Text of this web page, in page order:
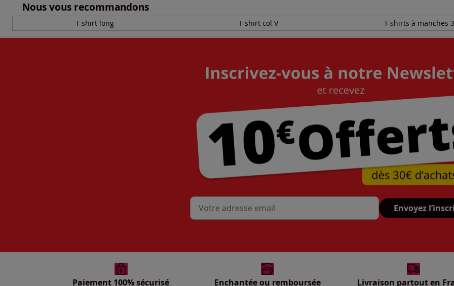
Nous vous recommandons
T-shirt long T-shirt col V T-shirts à manches
Mon adresse mail Envoyez
Paiement 100% sécurisé Enchantée ou remboursée Livraison partout en